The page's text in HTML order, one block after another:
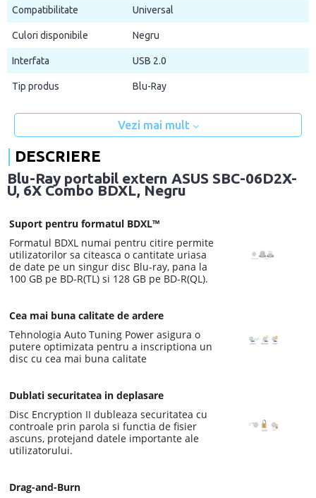
Compatibilitate Universal
Culori disponibile Negru
Interfata USB 2.0
Tip produs Blu-Ray
Vezi mai mult
DESCRIERE
Blu-Ray portabil extern ASUS SBC-06D2X-
U, 6X Combo BDXL, Negru
Suport pentru formatul BDXL™
Formatul BDXL numai pentru citire permite
utilizatorilor sa citeasca o cantitate uriasa
de date pe un singur disc Blu-ray, pana la
100 GB pe BD-R(TL) si 128 GB pe BD-R(QL).
Cea mai buna calitate de ardere
Tehnologia Auto Tuning Power asigura o
putere optimizata pentru a inscriptiona un
disc cu cea mai buna calitate
Dublati securitatea in deplasare
Disc Encryption II dubleaza securitatea cu
controale prin parola si functia de fisier
ascuns, protejand datele importante ale
utilizatorului.
Drag-and-Burn